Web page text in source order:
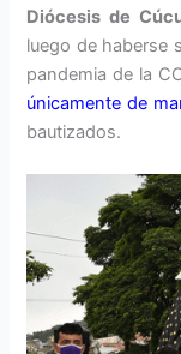
Diócesis de
luego de haberse
pandemia de la
únicamente de
bautizados.